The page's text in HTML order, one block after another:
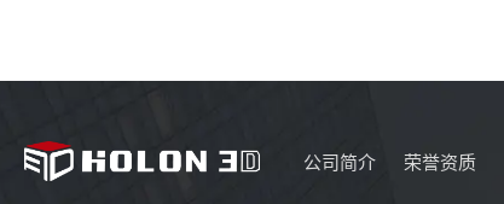
公司简介 荣誉资质